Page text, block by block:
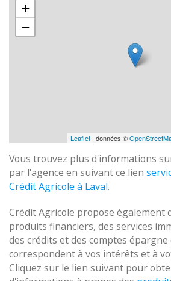
+
−
Leaflet | données ©
Vous trouvez plus d'informations
par l'agence en suivant ce lien
Crédit Agricole à Laval.
Crédit Agricole propose également
produits financiers, des services
des crédits et des comptes épargne
correspondent à vos intérêts et à
Cliquez sur le lien suivant pour